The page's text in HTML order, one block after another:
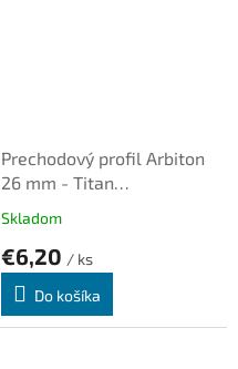
Prechodový profil Arbiton
26 mm - Titan
samolepiaci vyrovnávací
Skladom
€6,20 / ks
Do košíka